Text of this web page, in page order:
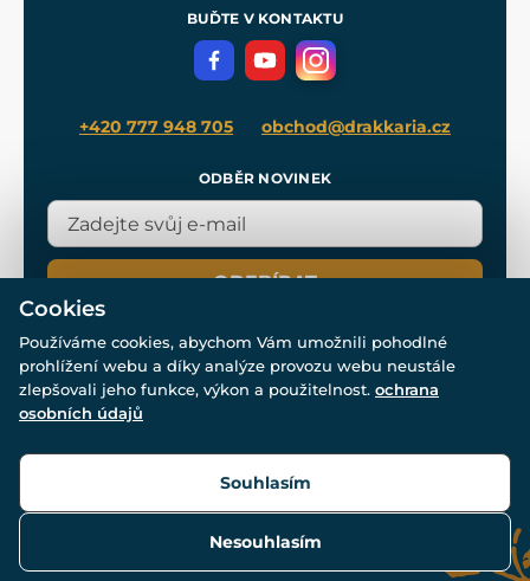
Meče pro Kingdom Come
BUĎTE V KONTAKTU
+420 777 948 705 obchod@drakkaria.cz
ODBĚR NOVINEK
ODEBÍRAT
© Všechna práva vyhrazena. www.drakkaria.cz 2007-2026.
Cookies
Používáme cookies, abychom Vám umožnili pohodlné
prohlížení webu a díky analýze provozu webu neustále
zlepšovali jeho funkce, výkon a použitelnost. ochrana
osobních údajů
Nesouhlasím
Souhlasím